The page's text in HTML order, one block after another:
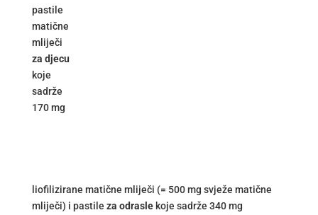
pastile
matične
mliječi
za djecu
koje
sadrže
170 mg
liofilizirane matične mliječi (= 500 mg svježe matične
mliječi) i pastile za odraslekoje sadrže 340 mg